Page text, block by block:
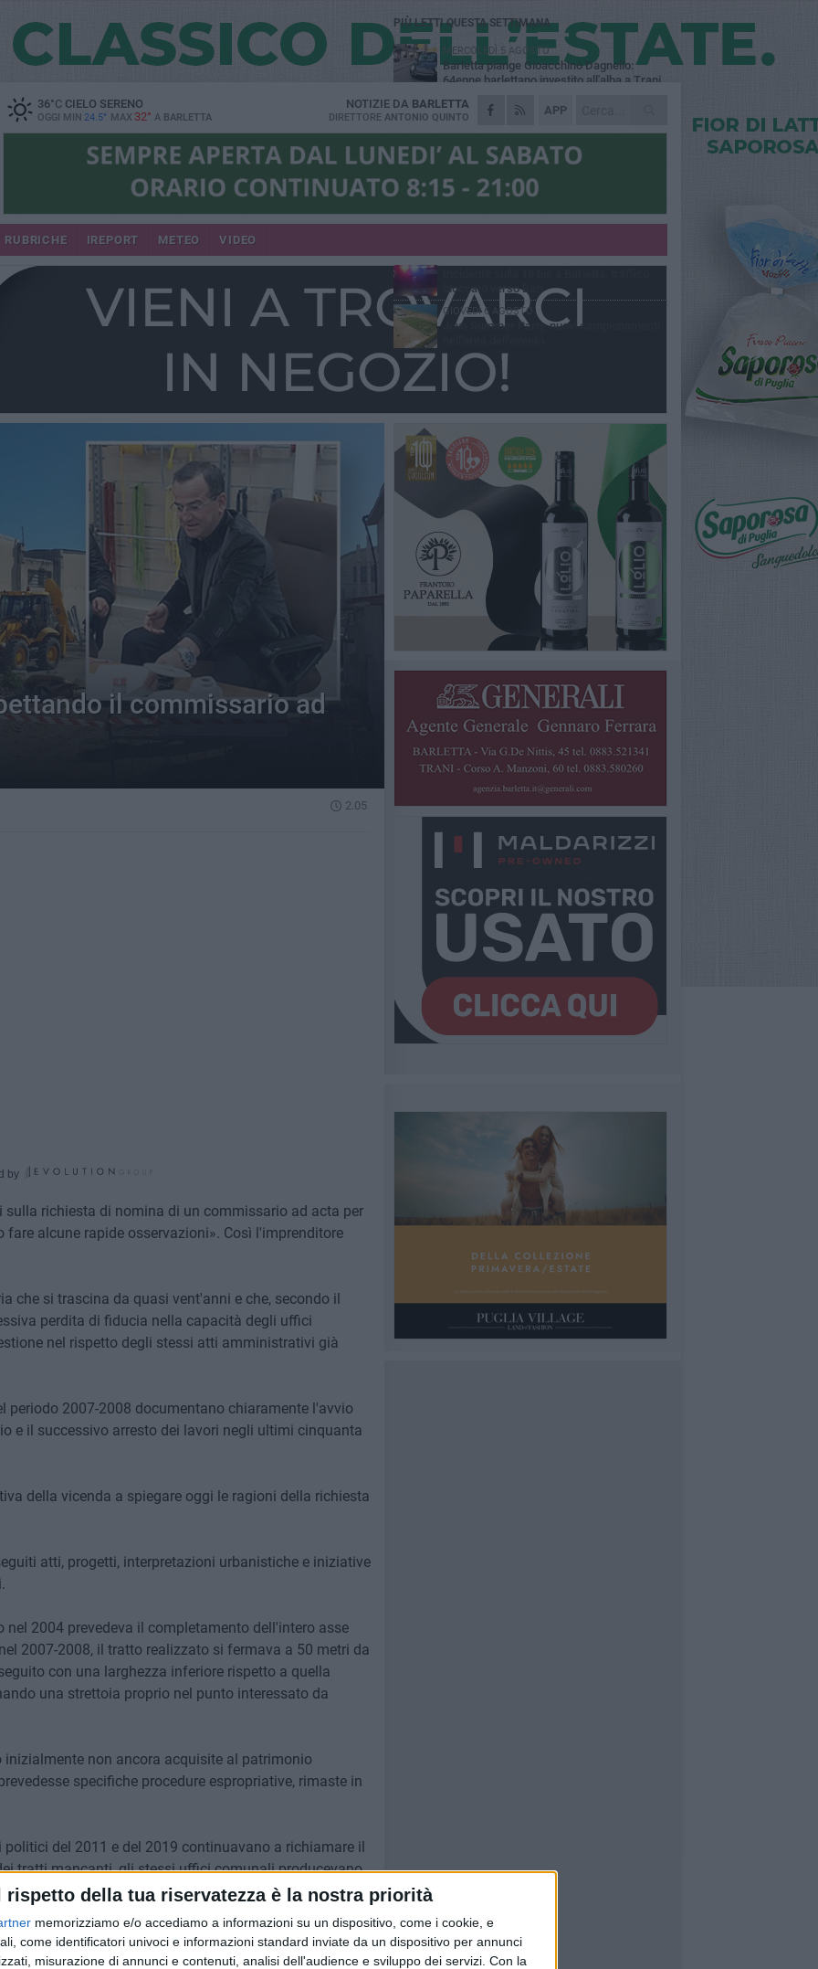
rispetto della tua riservatezza è la nostra priorità
memorizziamo e/o accediamo a informazioni su un dispositivo, come i cookie, e
come identificatori univoci e informazioni standard inviate da un dispositivo per annunci
misurazione di annunci e contenuti, analisi dell'audience e sviluppo dei servizi. Con la
36°CCIELO SERENO
OGGI MIN 24.5° MAX 32° A BARLETTA
APP
NOTIZIE DA BARLETTA
DIRETTORE ANTONIO QUINTO
RUBRICHE IREPORT METEO VIDEO
il commissario ad
2.05
by
sulla richiesta di nomina di un commissario ad acta per
alcune rapide osservazioni». Così l'imprenditore
che si trascina da quasi vent'anni e che, secondo il
perdita di fiducia nella capacità degli uffici
nel rispetto degli stessi atti amministrativi già
periodo 2007-2008 documentano chiaramente l'avvio
e il successivo arresto dei lavori negli ultimi cinquanta
della vicenda a spiegare oggi le ragioni della richiesta
atti, progetti, interpretazioni urbanistiche e iniziative
2004 prevedeva il completamento dell'intero asse
2007-2008, il tratto realizzato si fermava a 50 metri da
con una larghezza inferiore rispetto a quella
una strettoia proprio nel punto interessato da
non ancora acquisite al patrimonio
specifiche procedure espropriative, rimaste in
del 2011 e del 2019 continuavano a richiamare il
tratti mancanti, gli stessi uffici comunali producevano
quel tratto già realizzato – e visibile nelle fotografie
urbanisticamente e avrebbe potuto considerarsi
PIÙ LETTI QUESTA SETTIMANA
MERCOLEDÌ 5 AGOSTO
Barletta piange Gioacchino Dagnello:
64enne barlettano investito all'alba a Trani
GIOVEDÌ 6 AGOSTO
Il ricordo di "Cecco", il benzinaio col
sorriso: «Contava i giorni che lo
separavano dalla pensione»
MERCOLEDÌ 5 AGOSTO
sopralluogo nell'area dell'evento
Beni confiscati alla mafia. Nasce il servizio
VENERDÌ 7 AGOSTO
bloccato verso Bari
GIOVEDÌ 6 AGOSTO
Jova Summer Party, nuovi campionamenti